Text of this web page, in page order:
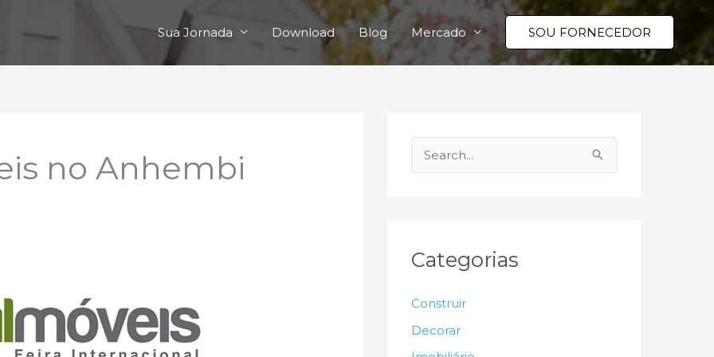
Sua Jornada Download Blog Mercado SOU FORNECEDOR
no Anhembi
e
i
r
Categorias
Construir
Decorar